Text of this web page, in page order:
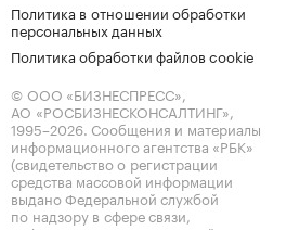
Политика в отношении обработки
персональных данных
Политика обработки файлов cookie
© ООО «БИЗНЕСПРЕСС»,
АО «РОСБИЗНЕСКОНСАЛТИНГ»,
1995–2026. Сообщения и материалы
информационного агентства «РБК»
(свидетельство о регистрации
средства массовой информации
выдано Федеральной службой
по надзору в сфере связи,